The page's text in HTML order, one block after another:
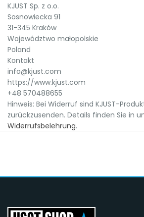
KJUST Sp. z o.o.
Sosnowiecka 91
31-345 Kraków
Województwo małopolskie
Poland
Kontakt
info@kjust.com
https://www.kjust.com
+48 570488655
Hinweis: Bei Widerruf sind KJUST-
zurückzusenden. Details finden Sie in
Widerrufsbelehrung.